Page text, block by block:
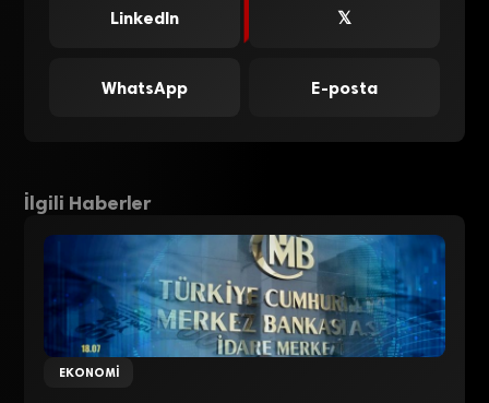
LinkedIn
𝕏
WhatsApp E-posta
İlgili Haberler
EKONOMI